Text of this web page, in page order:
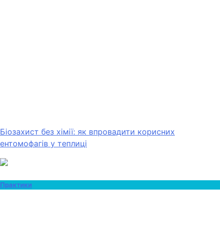
Біозахист без хімії: як впровадити корисних
ентомофагів у теплиці
Практики